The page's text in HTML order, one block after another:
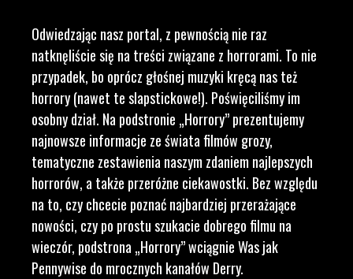
Odwiedzając nasz portal, z pewnością nie raz
natknęliście się na treści związane z horrorami. To nie
przypadek, bo oprócz głośnej muzyki kręcą nas też
horrory (nawet te slapstickowe!). Poświęciliśmy im
osobny dział. Na podstronie „Horrory” prezentujemy
najnowsze informacje ze świata filmów grozy,
tematyczne zestawienia naszym zdaniem najlepszych
horrorów, a także przeróżne ciekawostki. Bez względu
na to, czy chcecie poznać najbardziej przerażające
nowości, czy po prostu szukacie dobrego filmu na
wieczór, podstrona „Horrory” wciągnie Was jak
Pennywise do mrocznych kanałów Derry.